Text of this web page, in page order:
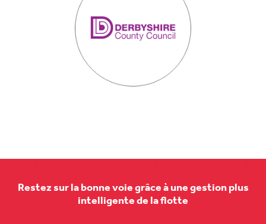
Restez sur la bonne voie grâce à une gestion plus
intelligente de la flotte